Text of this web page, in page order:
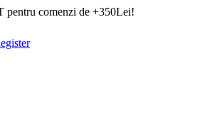
pentru comenzi de +350Lei!